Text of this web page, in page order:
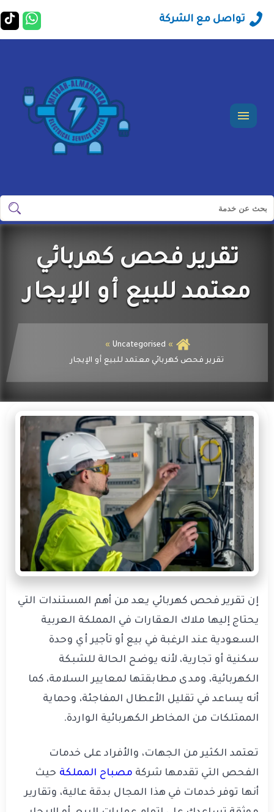
تواصل مع الشركة
القائمة
ابحث
في
مؤسسة
الكهرباء
تقرير فحص كهربائي
معتمد للبيع أو الإيجار
Uncategorised
تقرير فحص كهربائي معتمد للبيع أو الإيجار
إن تقرير فحص كهربائي يعد من أهم المستندات التي
يحتاج إليها ملاك العقارات في المملكة العربية
السعودية عند الرغبة في بيع أو تأجير أي وحدة
سكنية أو تجارية، لأنه يوضح الحالة للشبكة
الكهربائية، ومدى مطابقتها لمعايير السلامة، كما
أنه يساعد في تقليل الأعطال المفاجئة، وحماية
الممتلكات من المخاطر الكهربائية الواردة.
تعتمد الكثير من الجهات، والأفراد على خدمات
الفحص التي تقدمها شركة مصباح المملكة حيث
أنها توفر خدمات في هذا المجال بدقة عالية، وتقارير